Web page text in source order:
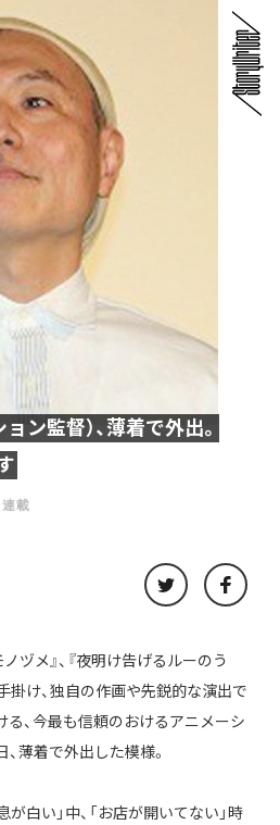
ン監督）、薄着で外出。
連載
ヅメ』、『夜明け告げるルーのう
掛け、独自の作画や先鋭的な演出で
、今最も信頼のおけるアニメーシ
、薄着で外出した模様。
白い」中、「お店が開いてない」時